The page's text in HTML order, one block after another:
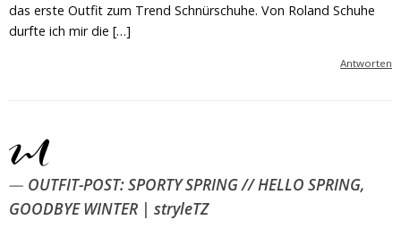
das erste Outfit zum Trend Schnürschuhe. Von Roland Schuhe
durfte ich mir die […]
Antworten
OUTFIT-POST: SPORTY SPRING // HELLO SPRING,
GOODBYE WINTER | stryleTZ